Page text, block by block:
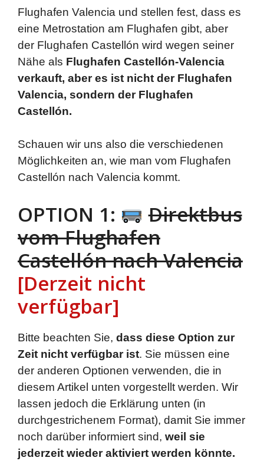
Flughafen Valencia und stellen fest, dass es
eine Metrostation am Flughafen gibt, aber
der Flughafen Castellón wird wegen seiner
Nähe als Flughafen Castellón-Valencia
verkauft, aber es ist nicht der Flughafen
Valencia, sondern der Flughafen
Castellón.
Schauen wir uns also die verschiedenen
Möglichkeiten an, wie man vom Flughafen
Castellón nach Valencia kommt.
OPTION 1:
Direktbus
vom Flughafen
Castellón nach Valencia
[Derzeit nicht
verfügbar]
Bitte beachten Sie, dass diese Option zur
Zeit nicht verfügbar ist. Sie müssen eine
der anderen Optionen verwenden, die in
diesem Artikel unten vorgestellt werden. Wir
lassen jedoch die Erklärung unten (in
durchgestrichenem Format), damit Sie immer
noch darüber informiert sind, weil sie
jederzeit wieder aktiviert werden könnte.